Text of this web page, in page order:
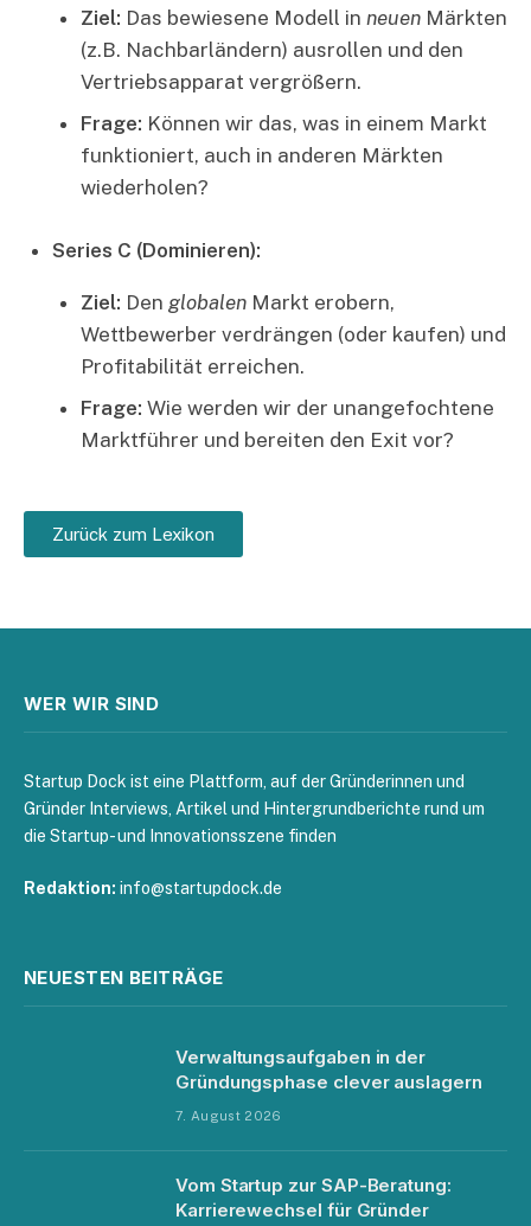
Ziel: Das bewiesene Modell in neuenMärkten
(z.B. Nachbarländern) ausrollen und den
Vertriebsapparat vergrößern.
Frage: Können wir das, was in einem Markt
funktioniert, auch in anderen Märkten
wiederholen?
Series C (Dominieren):
Ziel: Den globalenMarkt erobern,
Wettbewerber verdrängen (oder kaufen) und
Profitabilität erreichen.
Frage: Wie werden wir der unangefochtene
Marktführer und bereiten den Exit vor?
Zurück zum Lexikon
WER WIR SIND
Startup Dock ist eine Plattform, auf der Gründerinnen und
Gründer Interviews, Artikel und Hintergrundberichte rund um
die Startup- und Innovationsszene finden
Redaktion: info@startupdock.de
NEUESTEN BEITRÄGE
Verwaltungsaufgaben in der
Gründungsphase clever auslagern
7. August 2026
Vom Startup zur SAP-Beratung:
Karrierewechsel für Gründer